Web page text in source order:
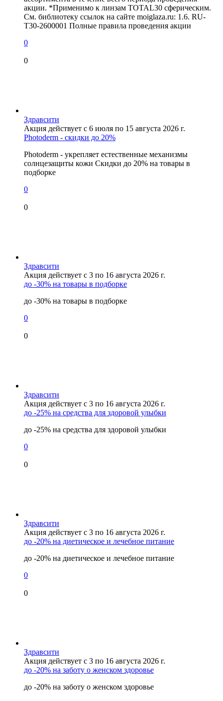
акции. *Применимо к линзам TOTAL30 сферическим.
См. библиотеку ссылок на сайте moiglaza.ru: 1.6. RU-
T30-2600001 Полные правила проведения акции
0
0
Здравсити
Акция действует с 6 июля по 15 августа 2026 г.
Photoderm - скидки до 20%
Photoderm - укрепляет естественные механизмы
солнцезащиты кожи Скидки до 20% на товары в
подборке
0
0
Здравсити
Акция действует с 3 по 16 августа 2026 г.
до -30% на товары в подборке
до -30% на товары в подборке
0
0
Здравсити
Акция действует с 3 по 16 августа 2026 г.
до -25% на средства для здоровой улыбки
до -25% на средства для здоровой улыбки
0
0
Здравсити
Акция действует с 3 по 16 августа 2026 г.
до -20% на диетическое и лечебное питание
до -20% на диетическое и лечебное питание
0
0
Здравсити
Акция действует с 3 по 16 августа 2026 г.
до -20% на заботу о женском здоровье
до -20% на заботу о женском здоровье